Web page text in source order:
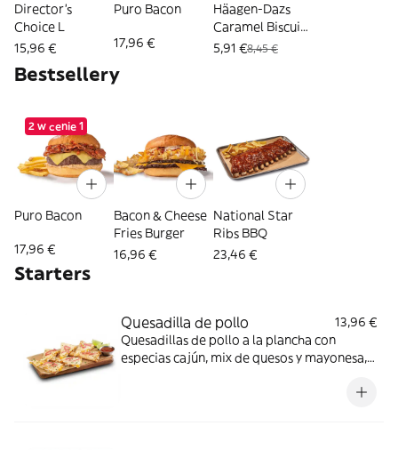
Director's
Choice L
15,96 €
Puro Bacon
17,96 €
Häagen-Dazs
Caramel Biscuit
& Cream
5,91 €8,45 €
Bestsellery
2 w cenie 1
Puro Bacon
17,96 €
Bacon & Cheese
Fries Burger
16,96 €
National Star
Ribs BBQ
23,46 €
Starters
Quesadilla de pollo
13,96 €
Quesadillas de pollo a la plancha con
especias cajún, mix de quesos y mayonesa,
Acompañada de salsa roja mexicana y lima.